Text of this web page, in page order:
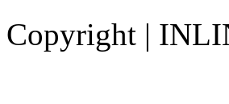
Copyright |